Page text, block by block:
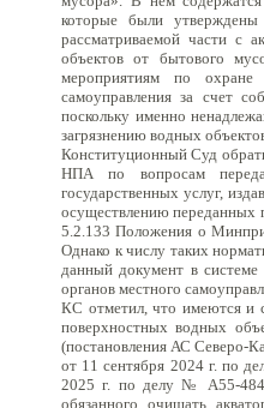
которые были
рассматриваемой части с
объектов от бытового
мероприятиям по охране
самоуправления за счет
поскольку именно
загрязнению водных
Конституционный Суд
НПА по вопросам
государственных услуг,
осуществлению переданных
5.2.133 Положения о
Однако к числу таких
данный документ в системе
органов местного
КС отметил, что имеются и
поверхностных водных
(постановления АС Северо-
от 11 сентября 2024 г. по
2025 г. по делу № А55-
обязанного очищать